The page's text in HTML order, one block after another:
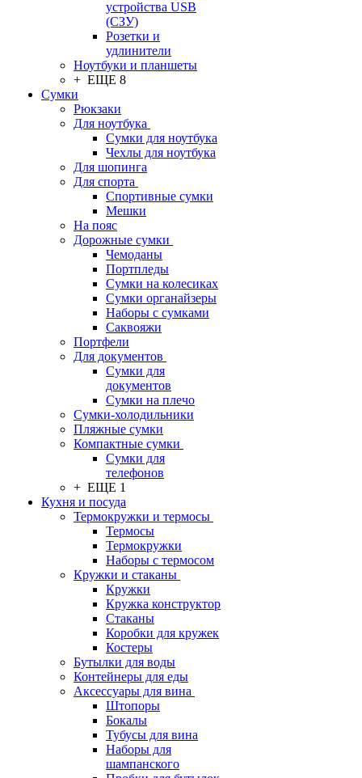
устройства USB
(СЗУ)
Розетки и
удлинители
Ноутбуки и планшеты
+ ЕЩЕ 8
Сумки
Рюкзаки
Для ноутбука
Сумки для ноутбука
Чехлы для ноутбука
Для шопинга
Для спорта
Спортивные сумки
Мешки
На пояс
Дорожные сумки
Чемоданы
Портпледы
Сумки на колесиках
Сумки органайзеры
Наборы с сумками
Саквояжи
Портфели
Для документов
Сумки для
документов
Сумки на плечо
Сумки-холодильники
Пляжные сумки
Компактные сумки
Сумки для
телефонов
+ ЕЩЕ 1
Кухня и посуда
Термокружки и термосы
Термосы
Термокружки
Наборы с термосом
Кружки и стаканы
Кружки
Кружка конструктор
Стаканы
Коробки для кружек
Костеры
Бутылки для воды
Контейнеры для еды
Аксессуары для вина
Штопоры
Бокалы
Тубусы для вина
Наборы для
шампанского